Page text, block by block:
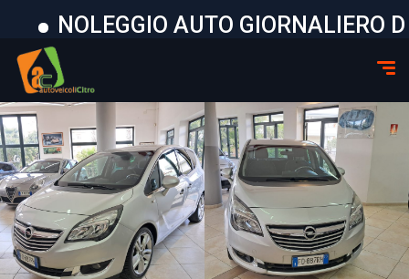
NOLEGGIO AUTO GIORNALIERO